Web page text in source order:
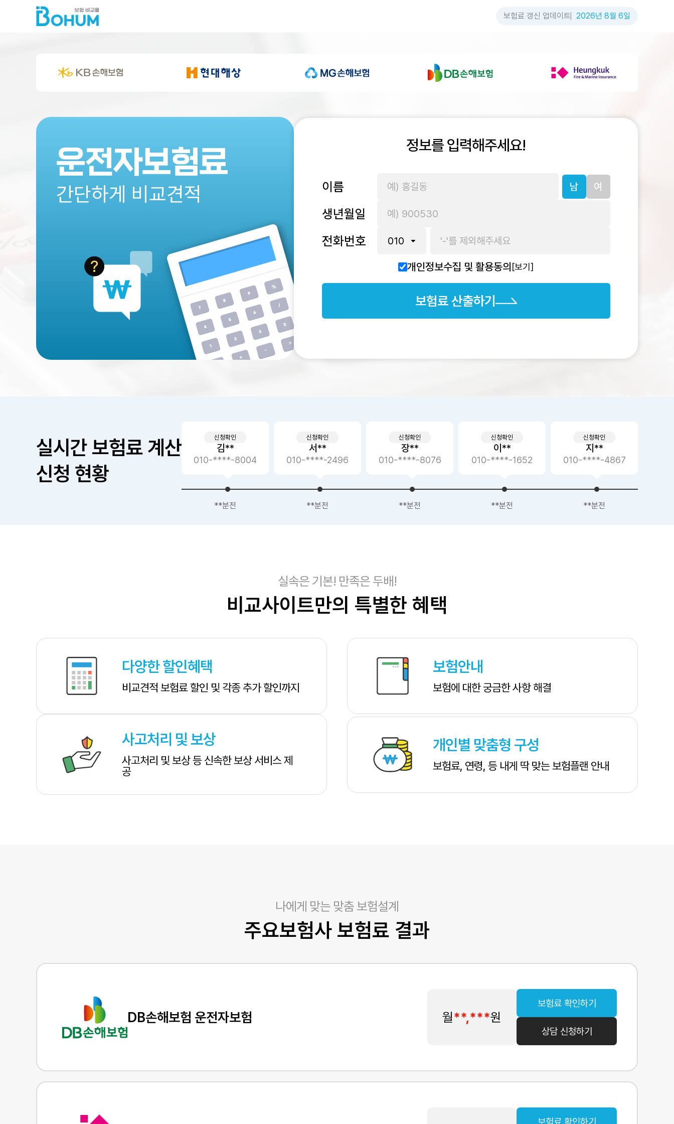
보험료 갱신 업데이트 2026년 8월 6일
운전자보험료
간단하게 비교견적
정보를 입력해주세요!
이름 남 여
생년월일
전화번호
개인정보수집 및 활용동의 [보기]
보험료 산출하기
실시간 보험료 계산
신청 현황
신청확인
노**
010-****-5363
신청확인
김**
010-****-8004
신청확인
서**
010-****-2496
**분전
신청확인
장**
010-****-8076
**분전
신청확인
이**
010-****-1652
**분전
신청확인
지**
010-****-4867
**분전
신청확인
고**
010-****-8196
**분전
실속은 기본! 만족은 두배!
비교사이트만의 특별한 혜택
다양한 할인혜택
비교견적 보험료 할인 및 각종 추가 할인까지
보험안내
보험에 대한 궁금한 사항 해결
사고처리 및 보상
사고처리 및 보상 등 신속한 보상 서비스 제
공
개인별 맞춤형 구성
보험료, 연령, 등 내게 딱 맞는 보험플랜 안내
나에게 맞는 맞춤 보험설계
주요보험사 보험료 결과
DB손해보험 운전자보험 월**,***원
보험료 확인하기
상담 신청하기
보험료 확인하기